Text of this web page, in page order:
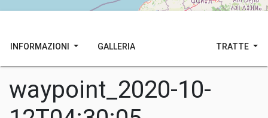
INFORMAZIONI GALLERIA TRATTE
waypoint_2020-10-